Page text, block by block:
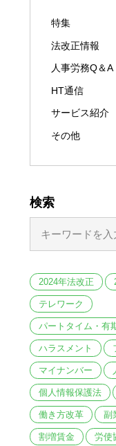
特集
法改正情報
人事労務Q＆A
HT通信
サービス紹介
その他
検索
2024年法改正
テレワーク
パートタイム・有
ハラスメント
マイナンバー
個人情報保護法
働き方改革 副
割増賃金 労使